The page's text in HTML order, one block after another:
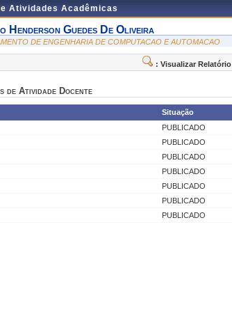
Atividades Acadêmicas
Henderson Guedes De Oliveira
DE ENGENHARIA DE COMPUTACAO E AUTOMACAO
: Visualizar Relatório
de Atividade Docente
Situação
PUBLICADO
PUBLICADO
PUBLICADO
PUBLICADO
PUBLICADO
PUBLICADO
PUBLICADO